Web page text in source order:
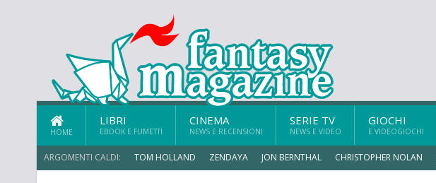
HOME
LIBRI
EBOOK E FUMETTI
CINEMA
NEWS E RECENSIONI
SERIE TV
NEWS E VIDEO
GIOCHI
E VIDEOGIOCHI
ARGOMENTI CALDI: TOM HOLLAND ZENDAYA JON BERNTHAL CHRISTOPHER NOLAN